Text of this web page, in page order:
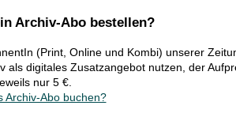
Archiv-Abo bestellen?
(Print, Online und Kombi) unserer
als digitales Zusatzangebot nutzen, der
nur 5 €.
Archiv-Abo buchen?